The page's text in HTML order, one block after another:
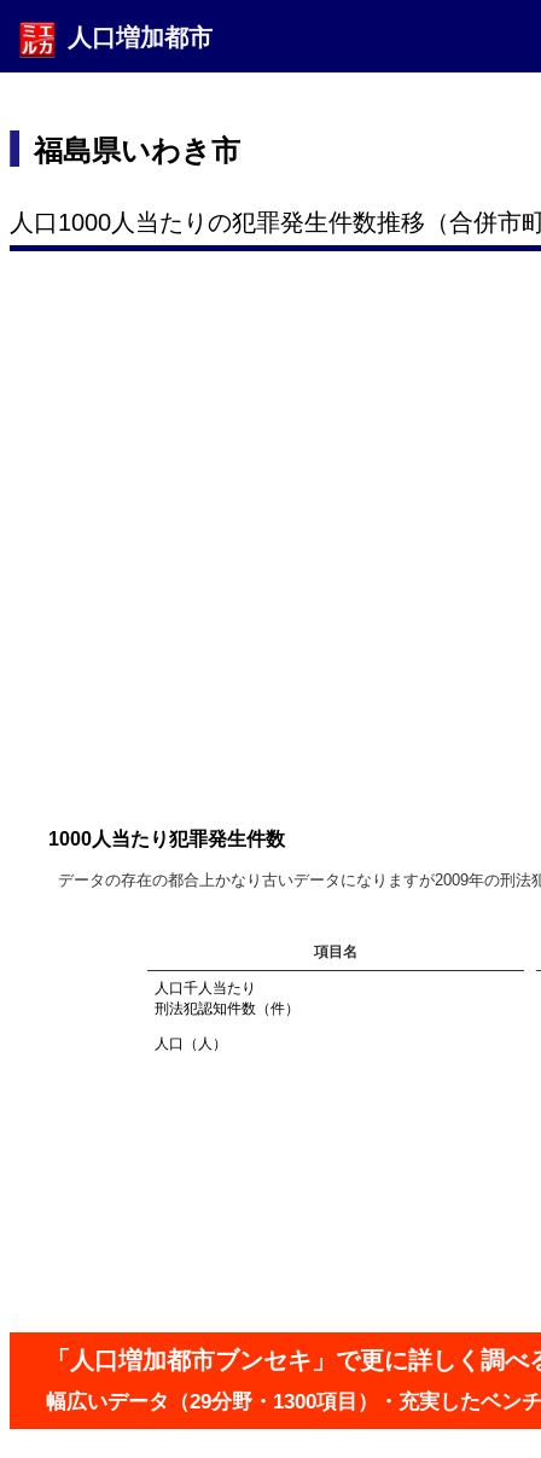
人口増加都市
福島県いわき市
人口1000人当たりの犯罪発生件数推移（合併市
1000人当たり犯罪発生件数
データの存在の都合上かなり古いデータになりますが2009年の刑
項目名
人口千人当たり
刑法犯認知件数（件）
人口（人）
「人口増加都市ブンセキ」で更に詳しく調べ
幅広いデータ（29分野・1300項目）・充実したベン